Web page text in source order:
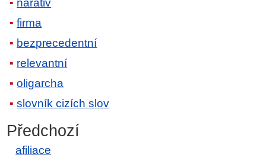
firma
bezprecedentní
relevantní
oligarcha
slovník cizích slov
Předchozí
afiliace